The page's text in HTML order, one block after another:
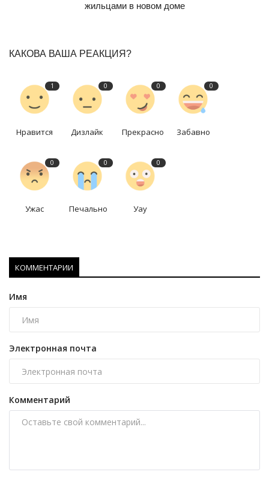
жильцами в новом доме
КАКОВА ВАША РЕАКЦИЯ?
1
Нравится
0
Дизлайк
0
Прекрасно
0
Забавно
0
Ужас
0
Печально
0
Уау
КОММЕНТАРИИ
Имя
Электронная почта
Комментарий